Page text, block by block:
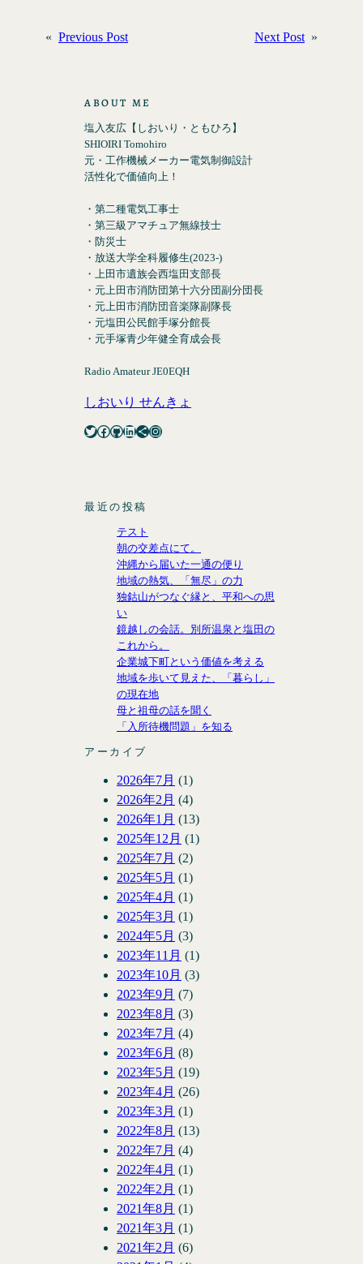
« Previous Post Next Post »
ABOUT ME
塩入友広【しおいり・ともひろ】
SHIOIRI Tomohiro
元・工作機械メーカー電気制御設計
活性化で価値向上！
・第二種電気工事士
・第三級アマチュア無線技士
・防災士
・放送大学全科履修生(2023-)
・上田市遺族会西塩田支部長
・元上田市消防団第十六分団副分団長
・元上田市消防団音楽隊副隊長
・元塩田公民館手塚分館長
・元手塚青少年健全育成会長
Radio Amateur JE0EQH
しおいり せんきょ
Twitter Facebook GitHub LinkedIn Share Icon Instagram
最近の投稿
テスト
朝の交差点にて。
沖縄から届いた一通の便り
地域の熱気、「無尽」の力
独鈷山がつなぐ縁と、平和への思
い
鏡越しの会話。別所温泉と塩田の
これから。
企業城下町という価値を考える
地域を歩いて見えた、「暮らし」
の現在地
母と祖母の話を聞く
「入所待機問題」を知る
アーカイブ
2026年7月 (1)
2026年2月 (4)
2026年1月 (13)
2025年12月 (1)
2025年7月 (2)
2025年5月 (1)
2025年4月 (1)
2025年3月 (1)
2024年5月 (3)
2023年11月 (1)
2023年10月 (3)
2023年9月 (7)
2023年8月 (3)
2023年7月 (4)
2023年6月 (8)
2023年5月 (19)
2023年4月 (26)
2023年3月 (1)
2022年8月 (13)
2022年7月 (4)
2022年4月 (1)
2022年2月 (1)
2021年8月 (1)
2021年3月 (1)
2021年2月 (6)